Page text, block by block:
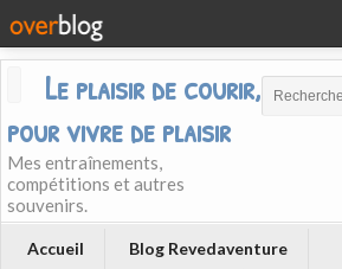
Le plaisir de courir, courir
pour vivre de plaisir
Mes entraînements,
compétitions et autres
souvenirs.
Accueil
Blog Revedaventure